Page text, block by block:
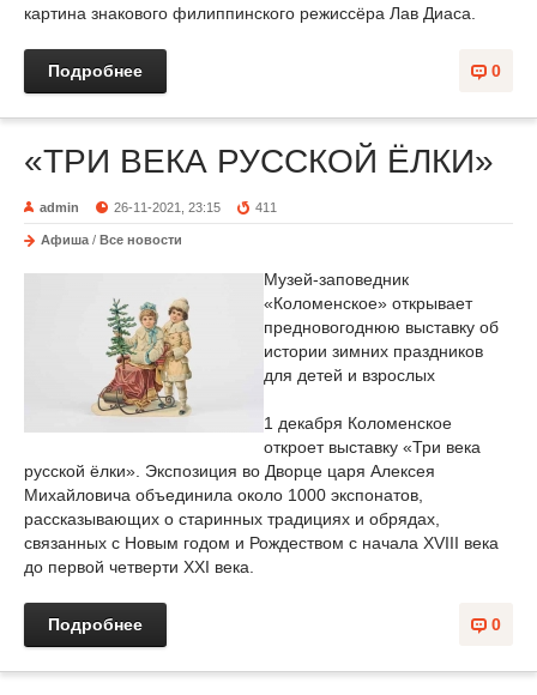
картина знакового филиппинского режиссёра Лав Диаса.
0
Подробнее
«ТРИ ВЕКА РУССКОЙ ЁЛКИ»
admin 26-11-2021, 23:15 411
Афиша / Все новости
Музей-заповедник
«Коломенское» открывает
предновогоднюю выставку об
истории зимних праздников
для детей и взрослых
1 декабря Коломенское
откроет выставку «Три века
русской ёлки». Экспозиция во Дворце царя Алексея
Михайловича объединила около 1000 экспонатов,
рассказывающих о старинных традициях и обрядах,
связанных с Новым годом и Рождеством с начала XVIII века
до первой четверти XXI века.
0
Подробнее